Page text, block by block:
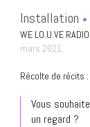
Installation
WE LO.U.VE RADIO
mars 2021
Récolte de récits :
Vous
un regard ?